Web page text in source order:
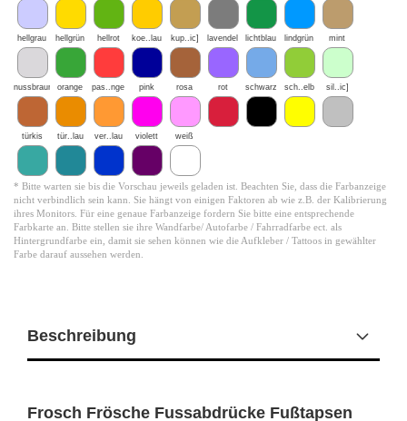
hellgrau hellgrün hellrot koe..lau kup..ic] lavendel lichtblau lindgrün mint
nussbraun orange pas..nge pink rosa rot schwarz sch..elb sil..ic]
türkis tür..lau ver..lau violett weiß
* Bitte warten sie bis die Vorschau jeweils geladen ist. Beachten Sie, dass die Farbanzeige
nicht verbindlich sein kann. Sie hängt von einigen Faktoren ab wie z.B. der Kalibrierung
ihres Monitors. Für eine genaue Farbanzeige fordern Sie bitte eine entsprechende
Farbkarte an. Bitte stellen sie ihre Wandfarbe/ Autofarbe / Fahrradfarbe ect. als
Hintergrundfarbe ein, damit sie sehen können wie die Aufkleber / Tattoos in gewählter
Farbe darauf aussehen werden.
Beschreibung
Frosch Frösche Fussabdrücke Fußtapsen